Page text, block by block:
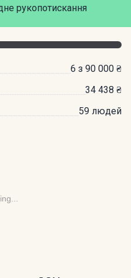
рукопотискання
6 з 90 000 ₴
34 438 ₴
59 людей